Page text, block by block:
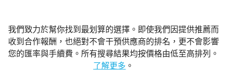
我們致力於幫你找到最划算的選擇。即使我們因提供推薦而
收到合作報酬，也絕對不會干預供應商的排名，更不會影響
您的匯率與手續費。所有搜尋結果均按價格由低至高排列。
了解更多 。